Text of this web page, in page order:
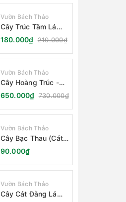
Vườn Bách Thảo
Cây Trúc Tăm Lá
Xanh - Bambusa
Multiplex Fernleaf
180.000₫ 210.000₫
Vườn Bách Thảo
Cây Hoàng Trúc -
Schizostachyum
Brachycladum Yello
650.000₫ 730.000₫
Vườn Bách Thảo
Cây Bạc Thau (Cát
Đằng Lá Lớn)
90.000₫
Vườn Bách Thảo
Cây Cát Đằng Lá